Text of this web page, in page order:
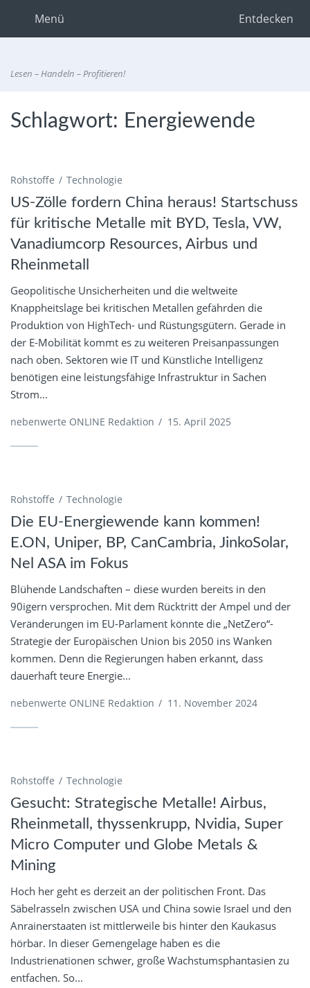
Entdecken
Menü
Lesen – Handeln – Profitieren!
Schlagwort: Energiewende
Rohstoffe Technologie
US-Zölle fordern China heraus! Startschuss
für kritische Metalle mit BYD, Tesla, VW,
Vanadiumcorp Resources, Airbus und
Rheinmetall
Geopolitische Unsicherheiten und die weltweite
Knappheitslage bei kritischen Metallen gefährden die
Produktion von HighTech- und Rüstungsgütern. Gerade in
der E-Mobilität kommt es zu weiteren Preisanpassungen
nach oben. Sektoren wie IT und Künstliche Intelligenz
benötigen eine leistungsfähige Infrastruktur in Sachen
Strom...
nebenwerte ONLINE Redaktion / 15. April 2025
Rohstoffe Technologie
Die EU-Energiewende kann kommen!
E.ON, Uniper, BP, CanCambria, JinkoSolar,
Nel ASA im Fokus
Blühende Landschaften – diese wurden bereits in den
90igern versprochen. Mit dem Rücktritt der Ampel und der
Veränderungen im EU-Parlament könnte die „NetZero“-
Strategie der Europäischen Union bis 2050 ins Wanken
kommen. Denn die Regierungen haben erkannt, dass
dauerhaft teure Energie...
nebenwerte ONLINE Redaktion / 11. November 2024
Rohstoffe Technologie
Gesucht: Strategische Metalle! Airbus,
Rheinmetall, thyssenkrupp, Nvidia, Super
Micro Computer und Globe Metals &
Mining
Hoch her geht es derzeit an der politischen Front. Das
Säbelrasseln zwischen USA und China sowie Israel und den
Anrainerstaaten ist mittlerweile bis hinter den Kaukasus
hörbar. In dieser Gemengelage haben es die
Industrienationen schwer, große Wachstumsphantasien zu
entfachen. So...